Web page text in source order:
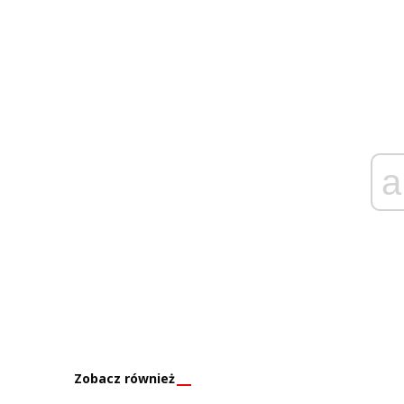
Zobacz również